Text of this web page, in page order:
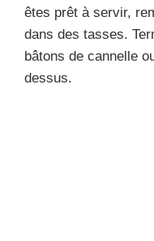
êtes prêt à servir,
dans des tasses.
bâtons de cannelle
dessus.